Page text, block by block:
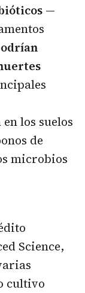
—
los suelos
de
microbios
Science,
cultivo